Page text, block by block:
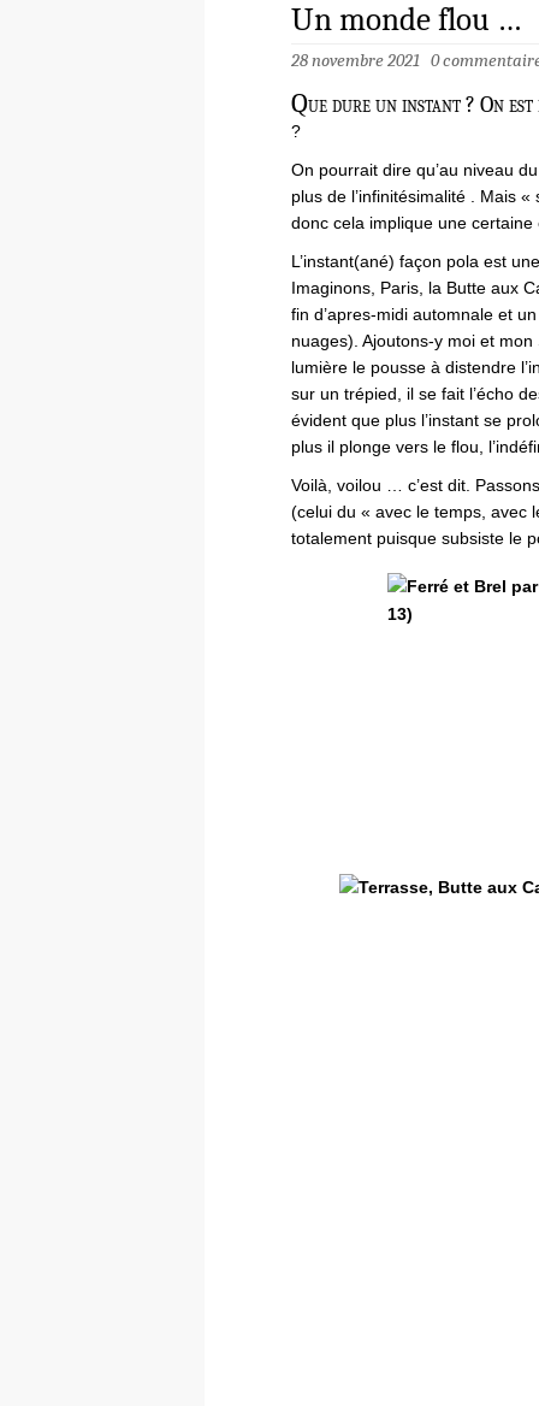
Un monde flou …
28 novembre 2021 0
Que dure un instant ? On est
?
On pourrait dire qu’au niveau
plus de l’infinitésimalité . Mais
donc cela implique une certaine
L’instant(ané) façon pola est
Imaginons, Paris, la Butte aux
fin d’apres-midi automnale et
nuages). Ajoutons-y moi et
lumière le pousse à distendre
sur un trépied, il se fait l’écho
évident que plus l’instant se
plus il plonge vers le flou,
Voilà, voilou … c’est dit.
(celui du « avec le temps, avec
totalement puisque subsiste le